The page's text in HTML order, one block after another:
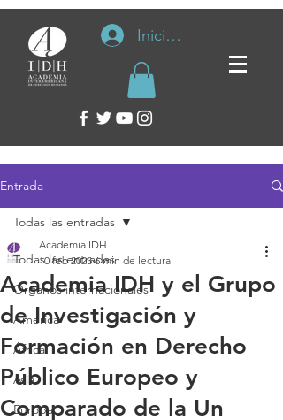
Iniciar sesión
Entrada
Todas las entradas
Organos internacionales
América
África
Asia
Europa
Todas las entradas
Academia IDH y el Grupo
de Investigación y
Formación en Derecho
Público Europeo y
Comparado de la Un
Academia IDH
10 feb 2023 6 min de lectura